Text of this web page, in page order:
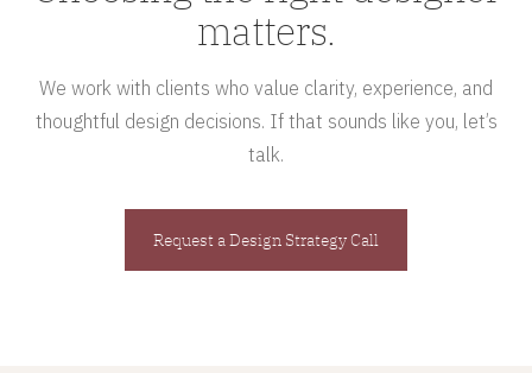
matters.
We work with clients who value clarity, experience, and
thoughtful design decisions. If that sounds like you, let’s
talk.
Request a Design Strategy Call